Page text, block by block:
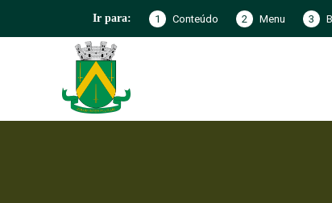
Ir para: 1 Conteúdo 2 Menu 3